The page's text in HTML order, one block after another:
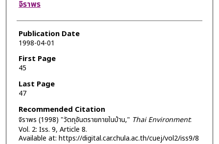
จิราพร
Publication Date
1998-04-01
First Page
45
Last Page
47
Recommended Citation
จิราพร (1998) "วัตถุอันตรายภายในบ้าน," Thai Environment:
Vol. 2: Iss. 9, Article 8.
Available at: https://digital.car.chula.ac.th/cuej/vol2/iss9/8